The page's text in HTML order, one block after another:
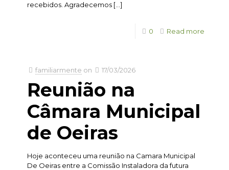
recebidos. Agradecemos […]
0 Read more
familiarmente on 17/03/2026
Reunião na
Câmara Municipal
de Oeiras
Hoje aconteceu uma reunião na Camara Municipal
De Oeiras entre a Comissão Instaladora da futura